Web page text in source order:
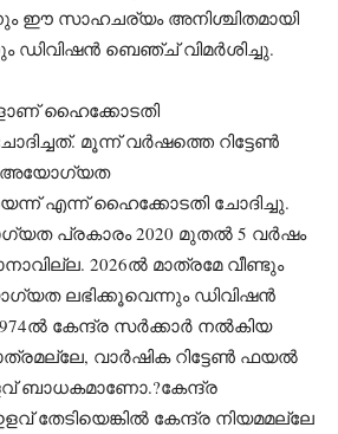
ഈ സാഹചര്യം അനിശ്ചിതമായി
ഡിവിഷന്‍ ബെഞ്ച് വിമർശിച്ചു.
ഹൈക്കോടതി
മൂന്ന് വര്‍ഷത്തെ റിട്ടേണ്‍
അയോഗ്യത
എന്ന് ഹൈക്കോടതി ചോദിച്ചു.
പ്രകാരം 2020 മുതല്‍ 5 വര്‍ഷം
2026ല്‍ മാത്രമേ വീണ്ടും
ലഭിക്കൂവെന്നും ഡിവിഷന്‍
കേന്ദ്ര സര്‍ക്കാര്‍ നല്‍കിയ
വാര്‍ഷിക റിട്ടേണ്‍ ഫയല്‍
ബാധകമാണോ.?കേന്ദ്ര
തേടിയെങ്കില്‍ കേന്ദ്ര നിയമമല്ലേ